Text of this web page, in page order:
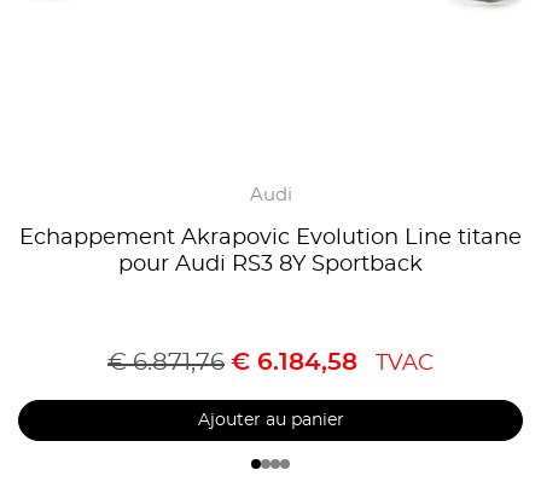
Audi
Echappement Akrapovic Evolution Line titane
pour Audi RS3 8Y Sportback
€6.871,76 € 6.184,58 TVAC
Ajouter au panier